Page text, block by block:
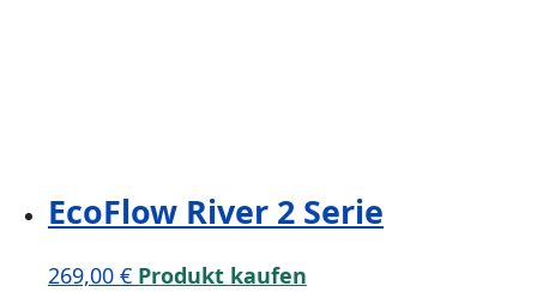
EcoFlow River 2 Serie
269,00 € Produkt kaufen